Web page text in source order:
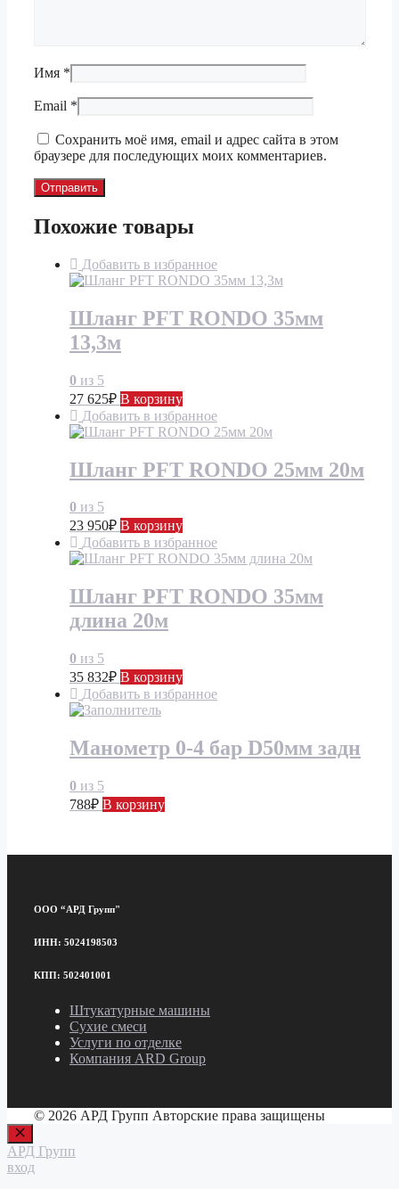
Имя *
Email *
Сохранить моё имя, email и адрес сайта в этом
браузере для последующих моих комментариев.
Похожие товары
Добавить в избранное
Шланг PFT RONDO 35мм
13,3м
0 из 5
27 625₽ В корзину
Добавить в избранное
Шланг PFT RONDO 25мм 20м
0 из 5
23 950₽ В корзину
Добавить в избранное
Шланг PFT RONDO 35мм
длина 20м
0 из 5
35 832₽ В корзину
Добавить в избранное
Манометр 0-4 бар D50мм задн
0 из 5
788₽ В корзину
ООО “АРД Групп"
ИНН: 5024198503
КПП: 502401001
Штукатурные машины
Сухие смеси
Услуги по отделке
Компания ARD Group
© 2026 АРД Групп Авторские права защищены
Закрыть
АРД Групп
вход